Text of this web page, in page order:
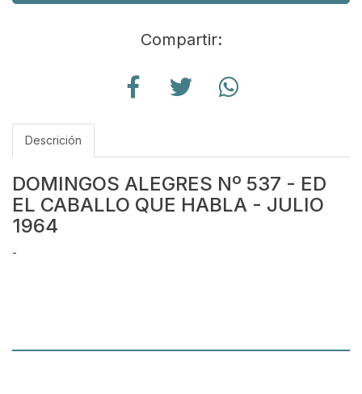
Compartir:
Descrición
DOMINGOS ALEGRES Nº 537 - ED
EL CABALLO QUE HABLA - JULIO
1964
-